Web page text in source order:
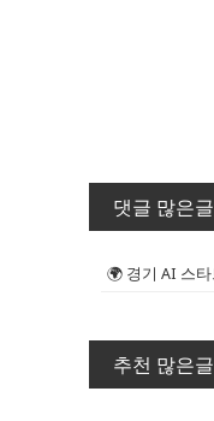
댓글 많은글
추천 많은글